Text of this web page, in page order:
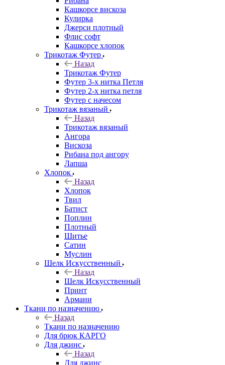
Кашкорсе вискоза
Кулирка
Джерси плотный
Флис софт
Кашкорсе хлопок
Трикотаж Футер
Назад
Трикотаж Футер
Футер 3-х нитка Петля
Футер 2-х нитка петля
Футер с начесом
Трикотаж вязаный
Назад
Трикотаж вязаный
Ангора
Вискоза
Рибана под ангору
Лапша
Хлопок
Назад
Хлопок
Твил
Батист
Поплин
Плотный
Шитье
Сатин
Муслин
Шелк Искусственный
Назад
Шелк Искусственный
Принт
Армани
Ткани по назначению
Назад
Ткани по назначению
Для брюк КАРГО
Для джинс
Назад
Для джинс